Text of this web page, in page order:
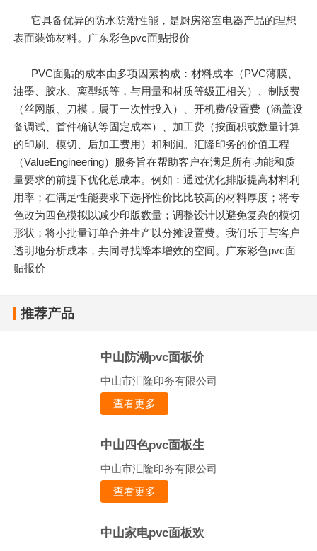
它具备优异的防水防潮性能，是厨房浴室电器产品的理想
表面装饰材料。广东彩色pvc面贴报价
PVC面贴的成本由多项因素构成：材料成本（PVC薄膜、
油墨、胶水、离型纸等，与用量和材质等级正相关）、制版费
（丝网版、刀模，属于一次性投入）、开机费/设置费（涵盖设
备调试、首件确认等固定成本）、加工费（按面积或数量计算
的印刷、模切、后加工费用）和利润。汇隆印务的价值工程
（ValueEngineering）服务旨在帮助客户在满足所有功能和质
量要求的前提下优化总成本。例如：通过优化排版提高材料利
用率；在满足性能要求下选择性价比比较高的材料厚度；将专
色改为四色模拟以减少印版数量；调整设计以避免复杂的模切
形状；将小批量订单合并生产以分摊设置费。我们乐于与客户
透明地分析成本，共同寻找降本增效的空间。广东彩色pvc面
贴报价
推荐产品
中山防潮pvc面板价
中山市汇隆印务有限公司
查看更多
中山四色pvc面板生
中山市汇隆印务有限公司
查看更多
中山家电pvc面板欢